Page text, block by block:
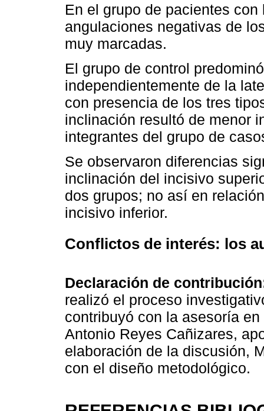
En el grupo de pacientes
angulaciones negativas de
muy marcadas.
El grupo de control
independientemente de la
con presencia de los tres
inclinación resultó de menor
integrantes del grupo de
Se observaron diferencias
inclinación del incisivo
dos grupos; no así en
incisivo inferior.
Conflictos de interés: los
Declaración de
realizó el proceso
contribuyó con la asesoría
Antonio Reyes Cañizares,
elaboración de la discusión,
con el diseño metodológico.